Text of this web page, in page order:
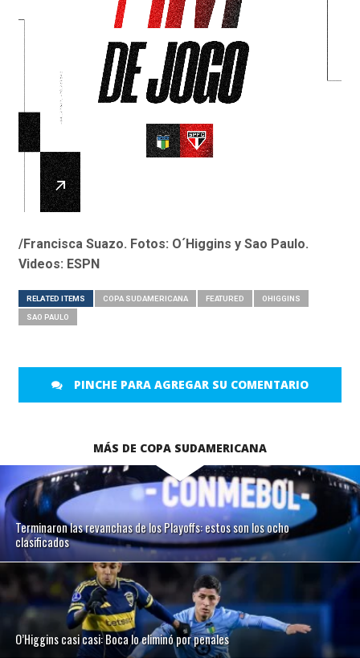
/Francisca Suazo. Fotos: O´Higgins y Sao Paulo.
Videos: ESPN
RELATED ITEMS COPA SUDAMERICANA FEATURED OHIGGINS
SAO PAULO
PINCHE PARA AGREGAR SU COMENTARIO
MÁS DE COPA SUDAMERICANA
Terminaron las revanchas de los Playoffs: estos son los ocho
clasificados
O’Higgins casi casi: Boca lo eliminó por penales